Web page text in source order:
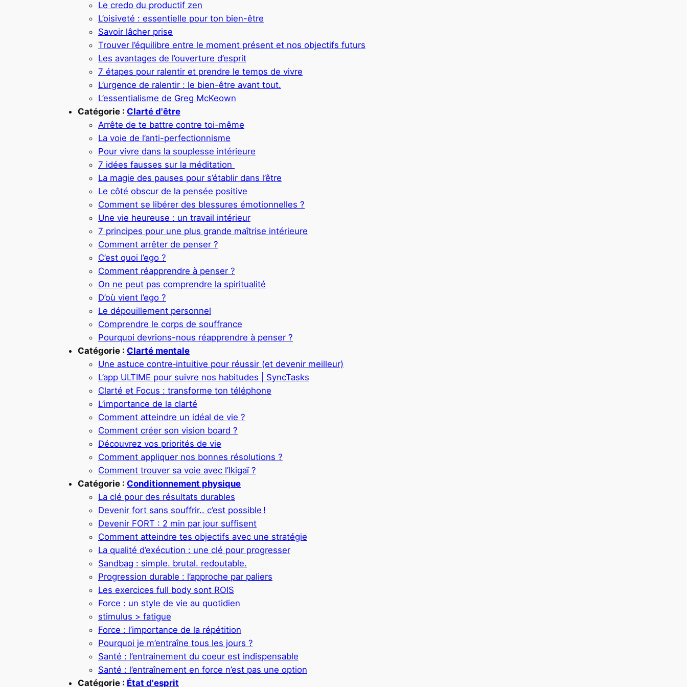
Le credo du productif zen
L’oisiveté : essentielle pour ton bien-être
Savoir lâcher prise
Trouver l’équilibre entre le moment présent et nos objectifs futurs
Les avantages de l’ouverture d’esprit
7 étapes pour ralentir et prendre le temps de vivre
L’urgence de ralentir : le bien-être avant tout.
L’essentialisme de Greg McKeown
Catégorie : Clarté d'être
Arrête de te battre contre toi-même
La voie de l’anti-perfectionnisme
Pour vivre dans la souplesse intérieure
7 idées fausses sur la méditation
La magie des pauses pour s’établir dans l’être
Le côté obscur de la pensée positive
Comment se libérer des blessures émotionnelles ?
Une vie heureuse : un travail intérieur
7 principes pour une plus grande maîtrise intérieure
Comment arrêter de penser ?
C’est quoi l’ego ?
Comment réapprendre à penser ?
On ne peut pas comprendre la spiritualité
D’où vient l’ego ?
Le dépouillement personnel
Comprendre le corps de souffrance
Pourquoi devrions-nous réapprendre à penser ?
Catégorie : Clarté mentale
Une astuce contre‑intuitive pour réussir (et devenir meilleur)
L’app ULTIME pour suivre nos habitudes | SyncTasks
Clarté et Focus : transforme ton téléphone
L’importance de la clarté
Comment atteindre un idéal de vie ?
Comment créer son vision board ?
Découvrez vos priorités de vie
Comment appliquer nos bonnes résolutions ?
Comment trouver sa voie avec l’Ikigaï ?
Catégorie : Conditionnement physique
La clé pour des résultats durables
Devenir fort sans souffrir.. c’est possible !
Devenir FORT : 2 min par jour suffisent
Comment atteindre tes objectifs avec une stratégie
La qualité d’exécution : une clé pour progresser
Sandbag : simple. brutal. redoutable.
Progression durable : l’approche par paliers
Les exercices full body sont ROIS
Force : un style de vie au quotidien
stimulus > fatigue
Force : l’importance de la répétition
Pourquoi je m’entraîne tous les jours ?
Santé : l’entrainement du coeur est indispensable
Santé : l’entraînement en force n’est pas une option
Catégorie : État d'esprit